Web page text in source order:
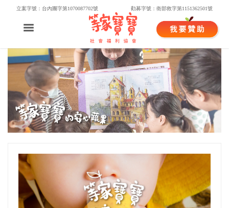
立案字號：台內團字第1070087702號 勸募字號：衛部救字第1151362501號